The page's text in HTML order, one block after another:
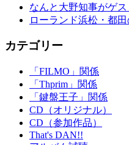
なんと大野知事がゲス
ローランド浜松・都
カテゴリー
「FILMO」関係
「Thprim」関係
「鍵盤王子」関係
CD（オリジナル）
CD（参加作品）
That's DAN!!